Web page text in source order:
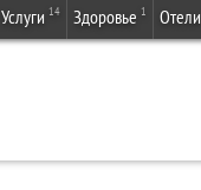
Услуги 14 Здоровье 1 Отели